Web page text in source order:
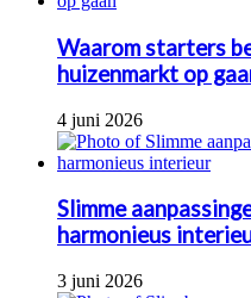
Waarom starters
huizenmarkt op
4 juni 2026
Slimme
harmonieus
3 juni 2026